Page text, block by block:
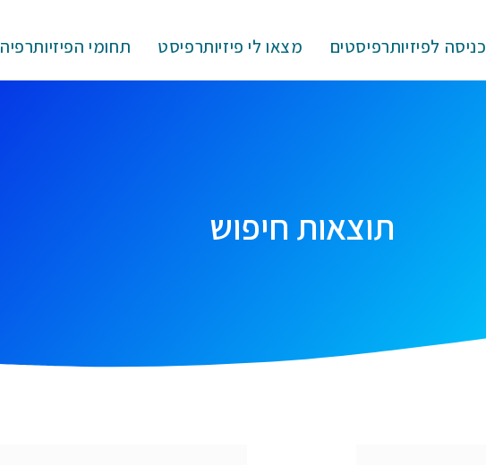
תחומי הפיזיותרפיה מצאו לי פיזיותרפיסט כניסה לפיזיותרפיסטים
תוצאות חיפוש